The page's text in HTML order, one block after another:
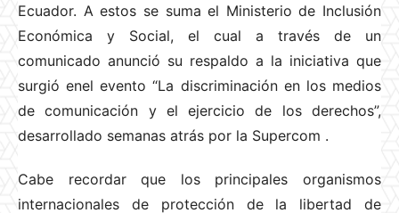
Ecuador. A estos se suma el Ministerio de Inclusión
Económica y Social, el cual a través de un
comunicado anunció su respaldo a la iniciativa que
surgió enel evento “La discriminación en los medios
de comunicación y el ejercicio de los derechos”,
desarrollado semanas atrás por la Supercom .
Cabe recordar que los principales organismos
internacionales de protección de la libertad de